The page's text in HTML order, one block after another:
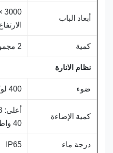
أبعاد الباب
الارتفاع)
نظام الانارة
كمية الإضاءة
درجة ماء IP65